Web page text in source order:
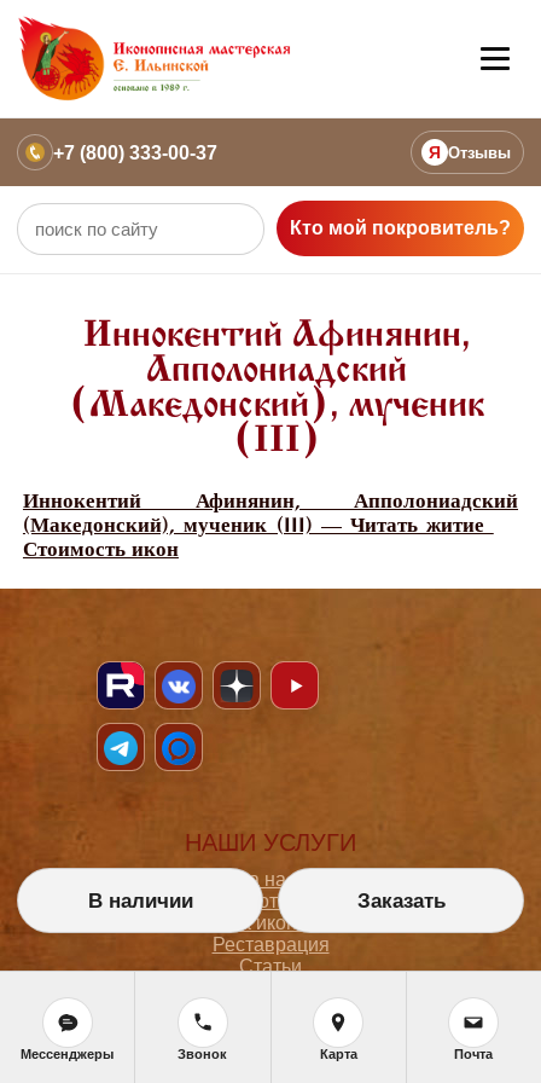
+7 (800) 333-00-37 Я Отзывы
Кто мой покровитель?
Иннокентий Афинянин,
Апполониадский
(Македонский), мученик
(III)
Иннокентий Афинянин, Апполониадский
(Македонский), мученик (III) — Читать житие
Стоимость икон
НАШИ УСЛУГИ
Икона на заказ
Магазин готовых икон
Школа иконописи
Реставрация
Статьи
ПОКУПАТЕЛЮ
В наличии Заказать
Мессенджеры Звонок Карта Почта